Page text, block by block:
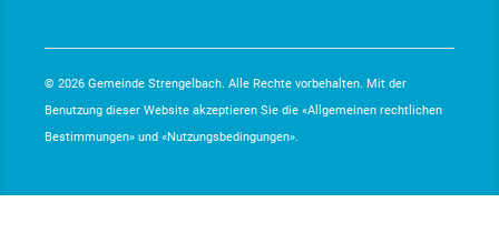
© 2026 Gemeinde Strengelbach. Alle Rechte vorbehalten. Mit der
Benutzung dieser Website akzeptieren Sie die «Allgemeinen rechtlichen
Bestimmungen» und «Nutzungsbedingungen».